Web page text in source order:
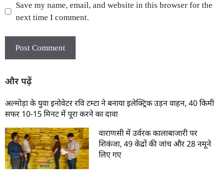
Save my name, email, and website in this browser for the
next time I comment.
और पढ़ें
अल्मोड़ा के युवा इनोवेटर रवि टम्टा ने बनाया इलेक्ट्रिक उड़न वाहन, 40 किमी
सफर 10-15 मिनट में पूरा करने का दावा
वाराणसी में उर्वरक कालाबाजारी पर
शिकंजा, 49 केंद्रों की जांच और 28 नमूने
लिए गए